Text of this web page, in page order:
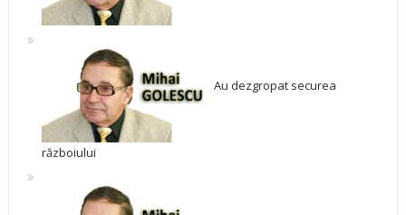
Au dezgropat securea
războiului